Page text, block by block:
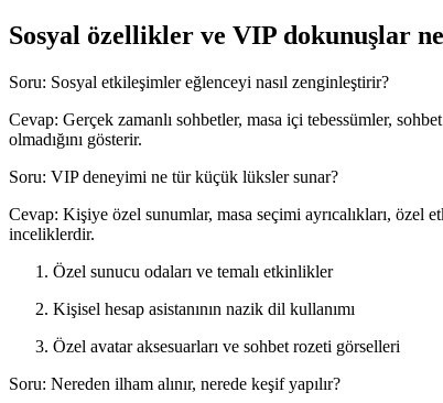
Sosyal özellikler ve VIP dokunuşlar
Soru: Sosyal etkileşimler eğlenceyi nasıl zenginleştirir?
Cevap: Gerçek zamanlı sohbetler, masa içi tebessümler,
olmadığını gösterir.
Soru: VIP deneyimi ne tür küçük lüksler sunar?
Cevap: Kişiye özel sunumlar, masa seçimi ayrıcalıkları,
inceliklerdir.
Özel sunucu odaları ve temalı etkinlikler
Kişisel hesap asistanının nazik dil kullanımı
Özel avatar aksesuarları ve sohbet rozeti görselleri
Soru: Nereden ilham alınır, nerede keşif yapılır?